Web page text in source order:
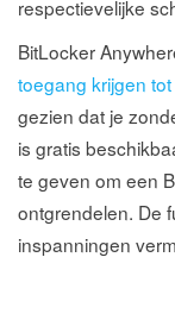
respectievelijke
BitLocker
toegang krijgen
gezien dat je
is gratis
te geven om een
ontgrendelen. De
inspanningen